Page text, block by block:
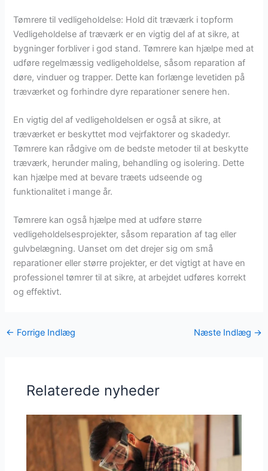
Tømrere til vedligeholdelse: Hold dit træværk i topform
Vedligeholdelse af træværk er en vigtig del af at sikre, at
bygninger forbliver i god stand. Tømrere kan hjælpe med at
udføre regelmæssig vedligeholdelse, såsom reparation af
døre, vinduer og trapper. Dette kan forlænge levetiden på
træværket og forhindre dyre reparationer senere hen.
En vigtig del af vedligeholdelsen er også at sikre, at
træværket er beskyttet mod vejrfaktorer og skadedyr.
Tømrere kan rådgive om de bedste metoder til at beskytte
træværk, herunder maling, behandling og isolering. Dette
kan hjælpe med at bevare træets udseende og
funktionalitet i mange år.
Tømrere kan også hjælpe med at udføre større
vedligeholdelsesprojekter, såsom reparation af tag eller
gulvbelægning. Uanset om det drejer sig om små
reparationer eller større projekter, er det vigtigt at have en
professionel tømrer til at sikre, at arbejdet udføres korrekt
og effektivt.
← Forrige Indlæg Næste Indlæg →
Relaterede nyheder